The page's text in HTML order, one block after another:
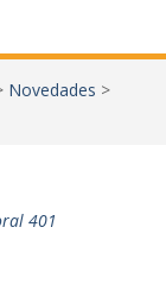
Novedades >
401